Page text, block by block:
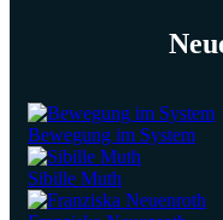
Bewegung im System
Sibille Muth